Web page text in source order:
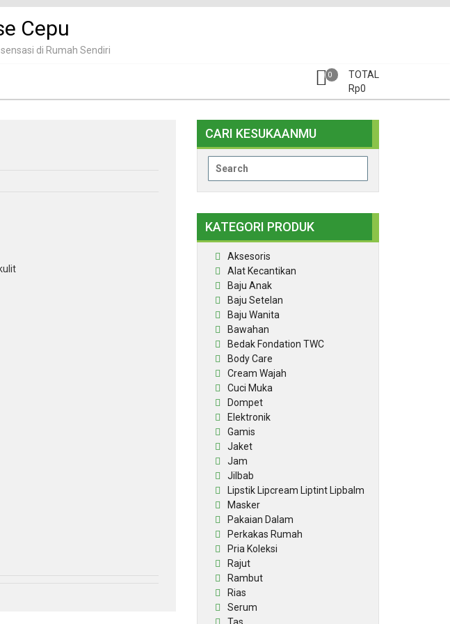
Cepu
di Rumah Sendiri
0
TOTAL
Rp0
CARI KESUKAANMU
Search
KATEGORI PRODUK
Aksesoris
Alat Kecantikan
Baju Anak
Baju Setelan
Baju Wanita
Bawahan
Bedak Fondation TWC
Body Care
Cream Wajah
Cuci Muka
Dompet
Elektronik
Gamis
Jaket
Jam
Jilbab
Lipstik Lipcream Liptint Lipbalm
Masker
Pakaian Dalam
Perkakas Rumah
Pria Koleksi
Rajut
Rambut
Rias
Serum